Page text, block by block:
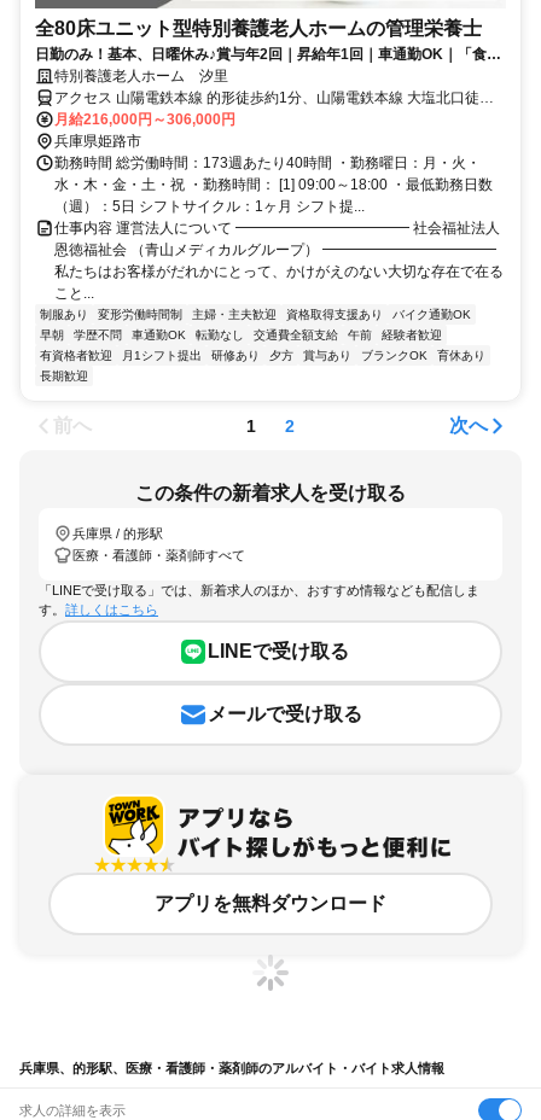
全80床ユニット型特別養護老人ホームの管理栄養士
日勤のみ！基本、日曜休み♪賞与年2回｜昇給年1回｜車通勤OK｜「食」
を通して、ご利用者様をサポート♪
特別養護老人ホーム 汐里
アクセス 山陽電鉄本線 的形徒歩約1分、山陽電鉄本線 大塩北口徒歩
約19分、山陽電鉄本線 八家徒歩約28分 【勤務地最寄駅】山陽電鉄本
線「的形」駅より徒歩5分
月給216,000円～306,000円
兵庫県姫路市
勤務時間 総労働時間：173週あたり40時間 ・勤務曜日：月・火・
水・木・金・土・祝 ・勤務時間： [1] 09:00～18:00 ・最低勤務日数
（週）：5日 シフトサイクル：1ヶ月 シフト提...
仕事内容 運営法人について ━━━━━━━━━━━━ 社会福祉法人
恩徳福祉会 （青山メディカルグループ） ━━━━━━━━━━━━
私たちはお客様がだれかにとって、かけがえのない大切な存在で在る
こと...
制服あり 変形労働時間制 主婦・主夫歓迎 資格取得支援あり
バイク通勤OK
早朝
学歴不問 車通勤OK 転勤なし 交通費全額支給 午前
経験者歓迎
有資格者歓迎
月1シフト提出 研修あり 夕方 賞与あり ブランクOK
育休あり
長期歓迎
前へ 1 2 次へ
この条件の新着求人を受け取る
兵庫県 / 的形駅
医療・看護師・薬剤師すべて
「LINEで受け取る」では、新着求人のほか、おすすめ情報なども配信しま
す。 詳しくはこちら
LINEで受け取る
メールで受け取る
アプリを無料ダウンロード
兵庫県、的形駅、医療・看護師・薬剤師のアルバイト・バイト求人情報
求人の詳細を表示